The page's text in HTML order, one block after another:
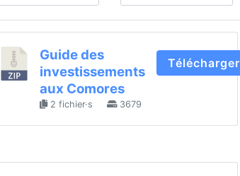
Guide des
investissements
aux Comores
2 fichier·s 3679
Télécharger